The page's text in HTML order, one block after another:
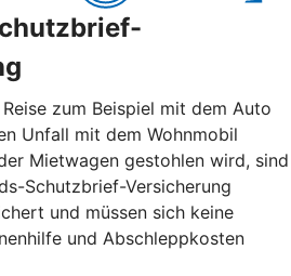
zum Beispiel mit dem Auto
Unfall mit dem Wohnmobil
Mietwagen gestohlen wird, sind
Schutzbrief-Versicherung
und müssen sich keine
und Abschleppkosten